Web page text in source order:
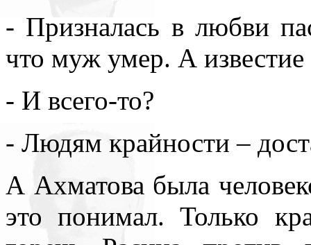
- Призналась в любви
что муж умер. А
- И всего-то?
- Людям крайности –
А Ахматова была
это понимал. Только